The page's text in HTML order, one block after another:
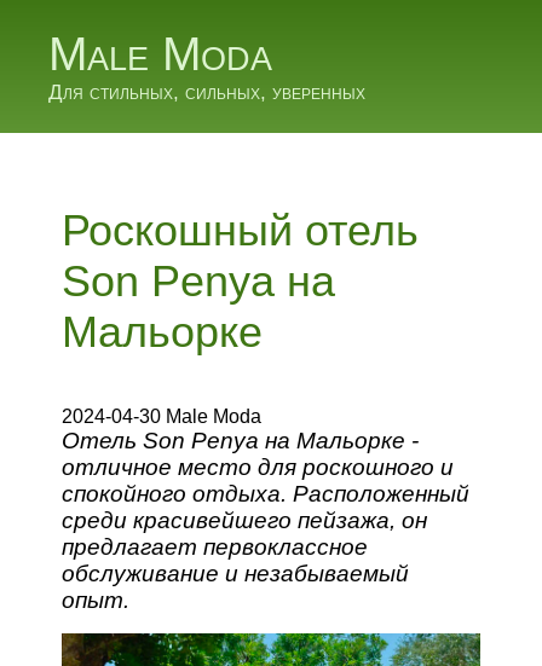
Male Moda
Для стильных, сильных, уверенных
Роскошный отель
Son Penya на
Мальорке
2024-04-30 Male Moda
Отель Son Penya на Мальорке -
отличное место для роскошного и
спокойного отдыха. Расположенный
среди красивейшего пейзажа, он
предлагает первоклассное
обслуживание и незабываемый
опыт.